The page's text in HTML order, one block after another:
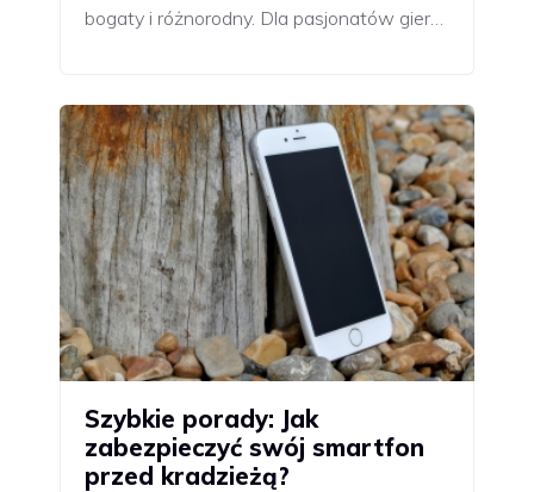
bogaty i różnorodny. Dla pasjonatów gier…
Szybkie porady: Jak
zabezpieczyć swój smartfon
przed kradzieżą?